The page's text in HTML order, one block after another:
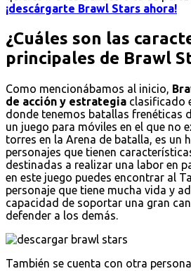
¡descárgarte Brawl Stars ahora!
¿Cuáles son las
principales de Brawl
Como mencionábamos al inicio,
de acción y estrategia clasificado
donde tenemos batallas frenéticas
un juego para móviles en el que no
torres en la Arena de batalla, es un
personajes que tienen
destinadas a realizar una labor en
en este juego puedes encontrar al
personaje que tiene mucha vida y
capacidad de soportar una gran
defender a los demás.
También se cuenta con otra